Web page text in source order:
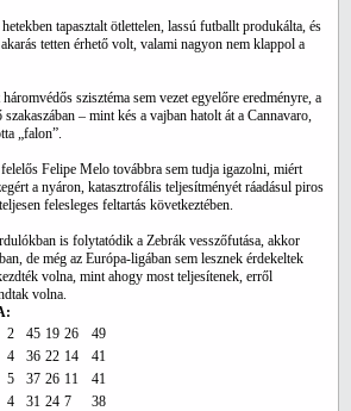
tapasztalt ötlettelen, lassú futballt produkálta, és
tetten érhető volt, valami nagyon nem klappol a
szisztéma sem vezet egyelőre eredményre, a
– mint kés a vajban hatolt át a Cannavaro,
„falon”.
Felipe Melo továbbra sem tudja igazolni, miért
a nyáron, katasztrofális teljesítményét ráadásul piros
felesleges feltartás következtében.
is folytatódik a Zebrák vesszőfutása, akkor
de még az Európa-ligában sem lesznek érdekeltek
volna, mint ahogy most teljesítenek, erről
volna.
2 45 19 26
49
4 36 22 14
41
5 37 26 11
41
4 31 24 7
38